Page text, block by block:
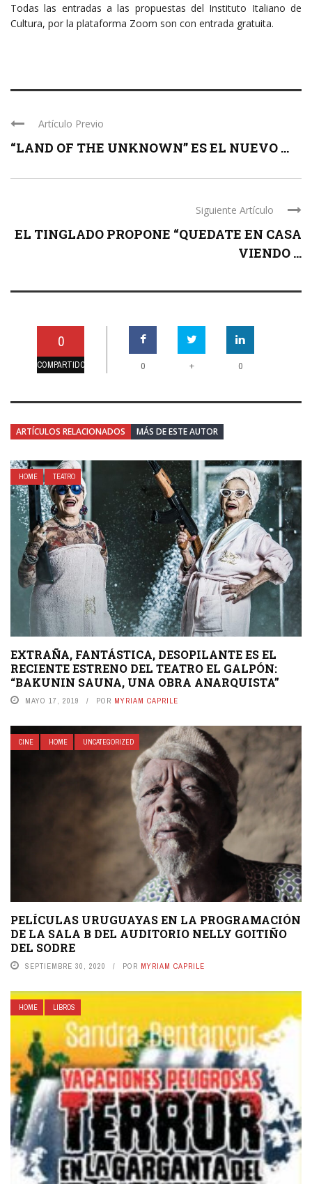
Todas las entradas a las propuestas del Instituto Italiano de
Cultura, por la plataforma Zoom son con entrada gratuita.
Artículo Previo
“LAND OF THE UNKNOWN” ES EL NUEVO ...
Siguiente Artículo
EL TINGLADO PROPONE “QUEDATE EN CASA
VIENDO ...
0
COMPARTIDO 0 + 0
ARTÍCULOS RELACIONADOS MÁS DE ESTE AUTOR
HOME TEATRO
EXTRAÑA, FANTÁSTICA, DESOPILANTE ES EL
RECIENTE ESTRENO DEL TEATRO EL GALPÓN:
“BAKUNIN SAUNA, UNA OBRA ANARQUISTA”
MAYO 17, 2019 POR MYRIAM CAPRILE
CINE HOME UNCATEGORIZED
PELÍCULAS URUGUAYAS EN LA PROGRAMACIÓN
DE LA SALA B DEL AUDITORIO NELLY GOITIÑO
DEL SODRE
SEPTIEMBRE 30, 2020 POR MYRIAM CAPRILE
HOME LIBROS